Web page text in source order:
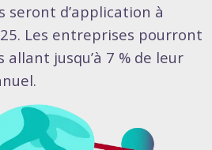
seront d’application à
Les entreprises pourront
allant jusqu’à 7 % de leur